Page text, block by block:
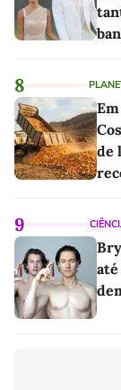
8
de
9
até